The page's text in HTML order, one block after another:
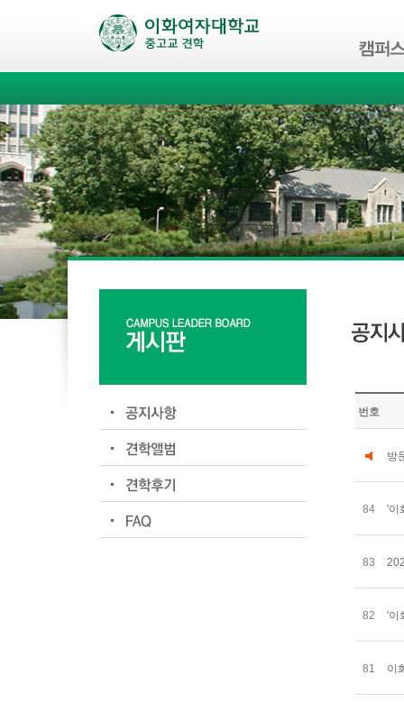
번호
방
84 '이
83
82 '이
81 이